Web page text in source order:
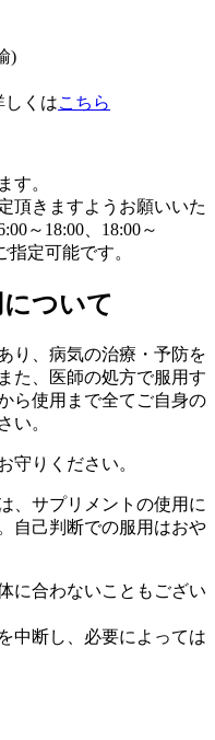
)
しくはこちら
す。
頂きますようお願いいた
～18:00、18:00～
指定可能です。
ついて
り、病気の治療・予防を
た、医師の処方で服用す
ら使用まで全てご自身の
い。
守りください。
、サプリメントの使用に
自己判断での服用はおや
に合わないこともござい
中断し、必要によっては